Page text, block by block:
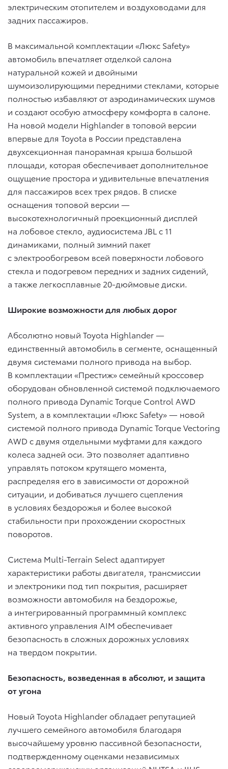
электрическим отопителем и воздуховодами для
задних пассажиров.
В максимальной комплектации «Люкс Safety»
автомобиль впечатляет отделкой салона
натуральной кожей и двойными
шумоизолирующими передними стеклами, которые
полностью избавляют от аэродинамических шумов
и создают особую атмосферу комфорта в салоне.
На новой модели Highlander в топовой версии
впервые для Toyota в России представлена
двухсекционная панорамная крыша большой
площади, которая обеспечивает дополнительное
ощущение простора и удивительные впечатления
для пассажиров всех трех рядов. В списке
оснащения топовой версии —
высокотехнологичный проекционный дисплей
на лобовое стекло, аудиосистема JBL с 11
динамиками, полный зимний пакет
с электрообогревом всей поверхности лобового
стекла и подогревом передних и задних сидений,
а также легкосплавные 20-дюймовые диски.
Широкие возможности для любых дорог
Абсолютно новый Toyota Highlander —
единственный автомобиль в сегменте, оснащенный
двумя системами полного привода на выбор.
В комплектации «Престиж» семейный кроссовер
оборудован обновленной системой подключаемого
полного привода Dynamic Torque Control AWD
System, а в комплектации «Люкс Safety» — новой
системой полного привода Dynamic Torque Vectoring
AWD с двумя отдельными муфтами для каждого
колеса задней оси. Это позволяет адаптивно
управлять потоком крутящего момента,
распределяя его в зависимости от дорожной
ситуации, и добиваться лучшего сцепления
в условиях бездорожья и более высокой
стабильности при прохождении скоростных
поворотов.
Cистема Multi-Terrain Select адаптирует
характеристики работы двигателя, трансмиссии
и электроники под тип покрытия, расширяет
возможности автомобиля на бездорожье,
а интегрированный программный комплекс
активного управления AIM обеспечивает
безопасность в сложных дорожных условиях
на твердом покрытии.
Безопасность, возведенная в абсолют, и защита
от угона
Новый Toyota Highlander обладает репутацией
лучшего семейного автомобиля благодаря
высочайшему уровню пассивной безопасности,
подтвержденному оценками независимых